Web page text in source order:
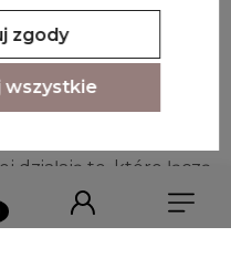
do śmiechu.
– idealne
działają te, które łączą
napisy na
taty czy
zgody
wszystkie